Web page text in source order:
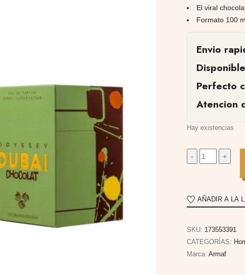
El viral
Formato 100
Envio
Perfecto
Atencion
Hay existencias
AÑADIR A LA
SKU: 173553391
CATEGORÍAS:
Marca: Armaf